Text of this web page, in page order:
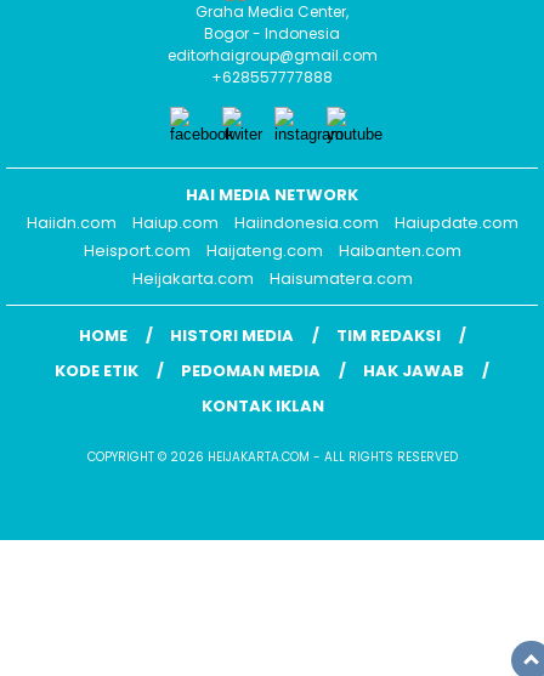
Graha Media Center,
Bogor - Indonesia
editorhaigroup@gmail.com
+628557777888
HAI MEDIA NETWORK
Haiidn.com
Haiup.com Haiindonesia.com
Haiupdate.com
Heisport.com
Haijateng.com
Haibanten.com
Heijakarta.com
Haisumatera.com
HOME HISTORI MEDIA
TIM REDAKSI
KODE ETIK
PEDOMAN MEDIA
HAK JAWAB
KONTAK IKLAN
COPYRIGHT © 2026 HEIJAKARTA.COM - ALL RIGHTS RESERVED